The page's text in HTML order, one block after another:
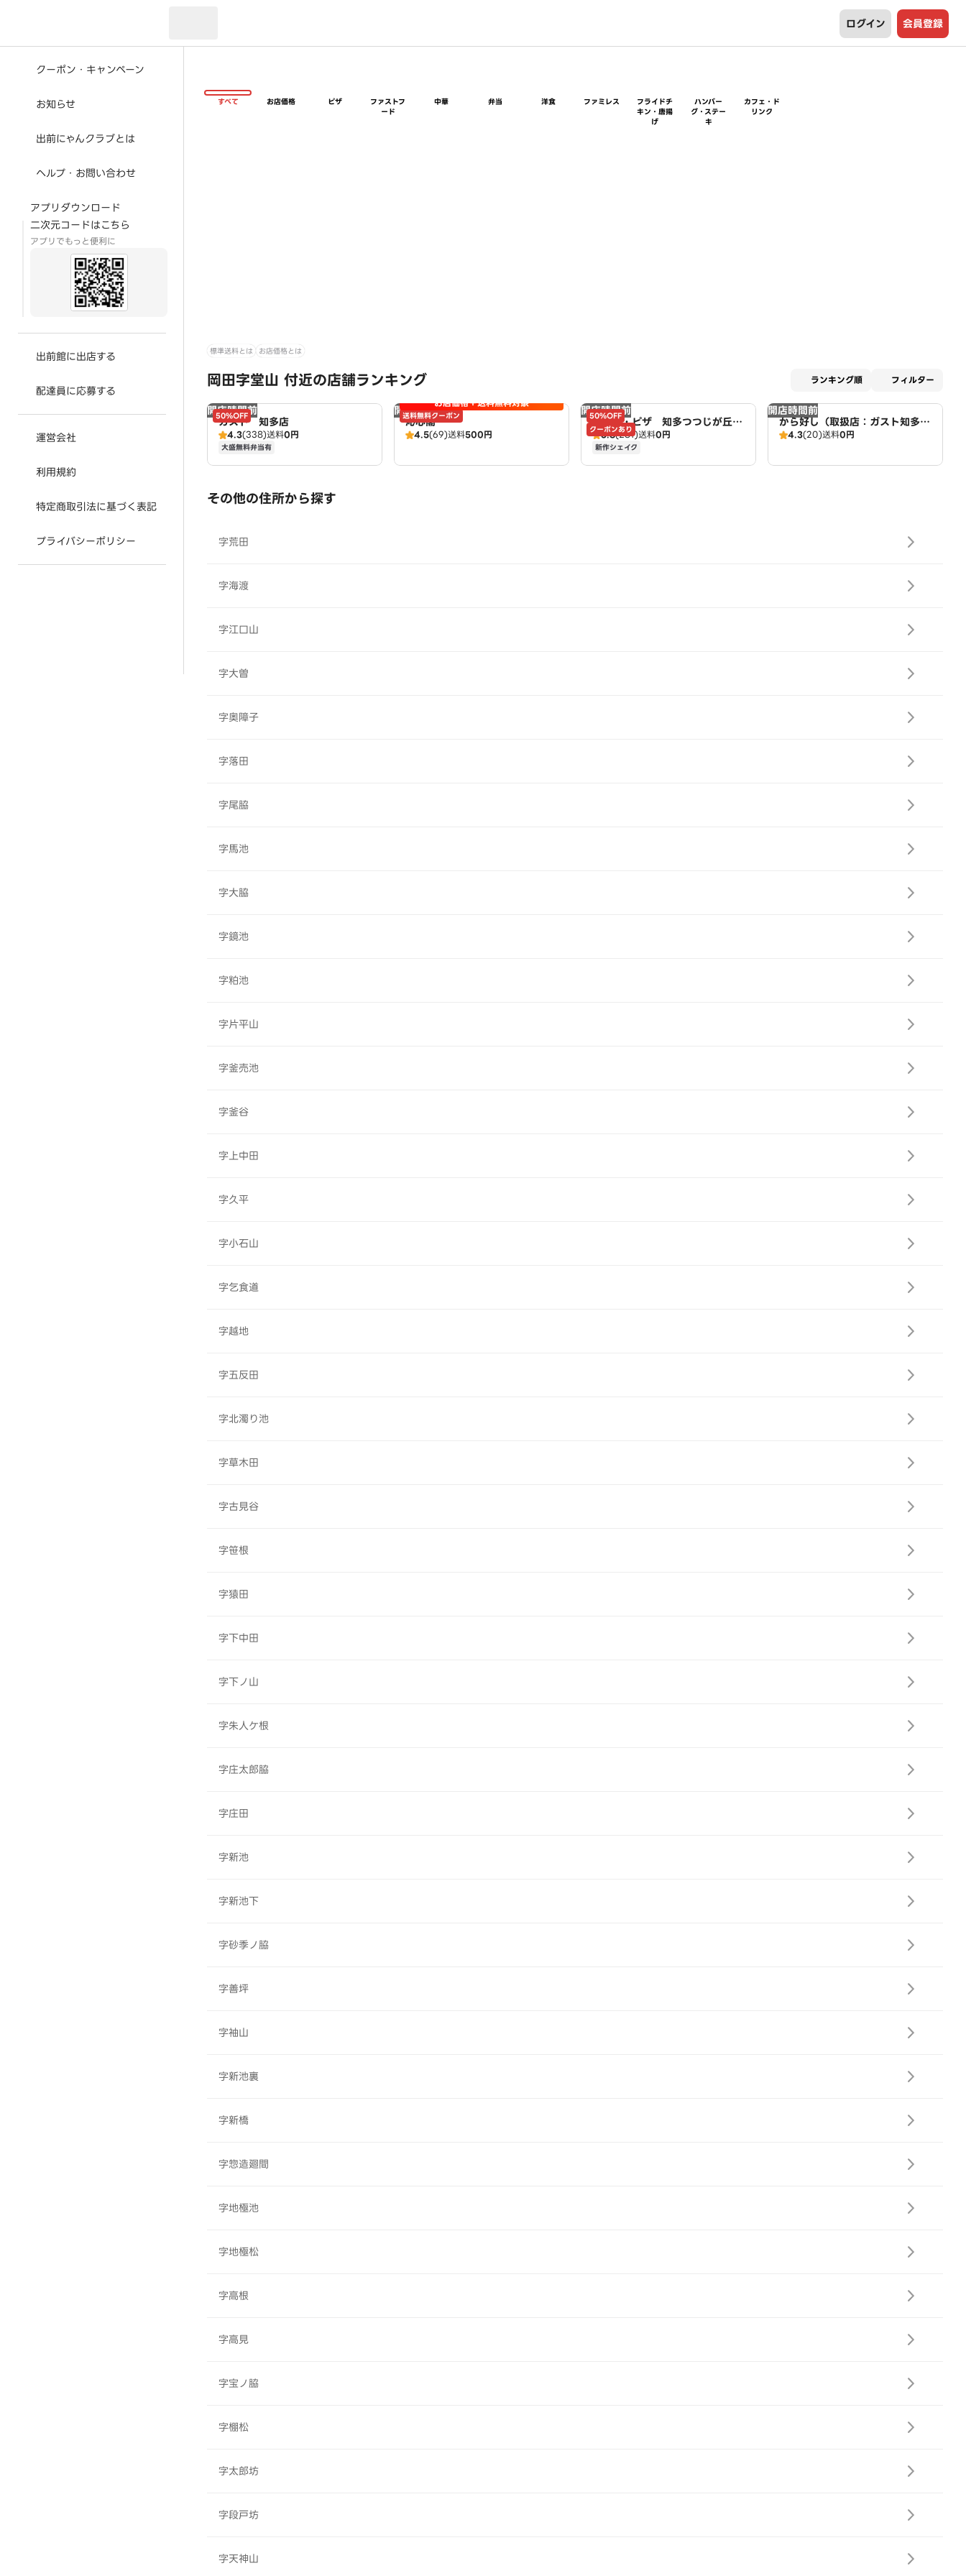
ログイン 会員登録
クーポン・キャンペーン
お知らせ
出前にゃんクラブとは
ヘルプ・お問い合わせ
アプリダウンロード
二次元コードはこちら
アプリでもっと便利に
出前館に出店する
配達員に応募する
運営会社
利用規約
特定商取引法に基づく表記
プライバシーポリシー
すべて お店価格 ピザ
ファストフ
ード
中華 弁当 洋食 ファミレス
フライドチ
キン・唐揚
げ
ハンバー
グ・ステー
キ
カフェ・ド
リンク
標準送料とは お店価格とは
岡田字堂山 付近の店舗ランキング ランキング順 フィルター
開店時間前
50%OFF
ガスト 知多店
4.3(338)送料0円
大盛無料弁当有
開店時間前
送料無料クーポン
お店価格＋送料無料対象
沁心閣
4.5(69)送料500円
開店時間前
50%OFF
クーポンあり
ドミノ・ピザ 知多つつじが丘
店 Domino's
3.8(281)送料0円
新作シェイク
開店時間前
から好し（取扱店：ガスト知多
店）
4.3(20)送料0円
その他の住所から探す
字荒田
字海渡
字江口山
字大曽
字奥障子
字落田
字尾脇
字馬池
字大脇
字鏡池
字粕池
字片平山
字釜売池
字釜谷
字上中田
字久平
字小石山
字乞食道
字越地
字五反田
字北濁り池
字草木田
字古見谷
字笹根
字猿田
字下中田
字下ノ山
字朱人ケ根
字庄太郎脇
字庄田
字新池
字新池下
字砂季ノ脇
字善坪
字袖山
字新池裏
字新橋
字惣造廻間
字地極池
字地極松
字高根
字高見
字宝ノ脇
字棚松
字太郎坊
字段戸坊
字天神山